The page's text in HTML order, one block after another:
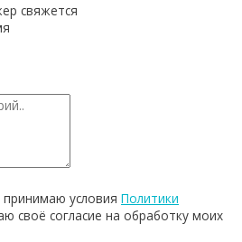
свяжется
условия Политики
своё согласие на обработку моих